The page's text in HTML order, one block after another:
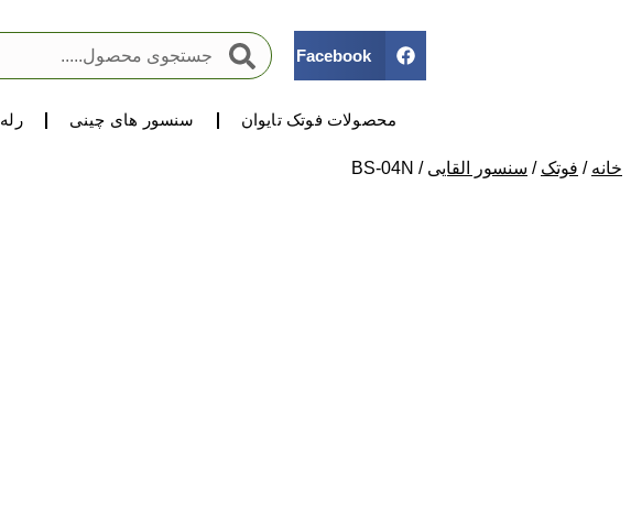
Facebook
محصولات فوتک تایوان سنسور های چینی رله SSR
خانه / فوتک / سنسور القایی / BS-04N